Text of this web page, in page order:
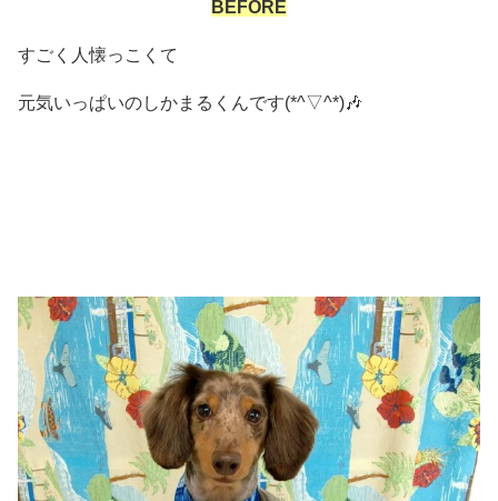
BEFORE
すごく人懐っこくて
元気いっぱいのしかまるくんです(*^▽^*)🎶